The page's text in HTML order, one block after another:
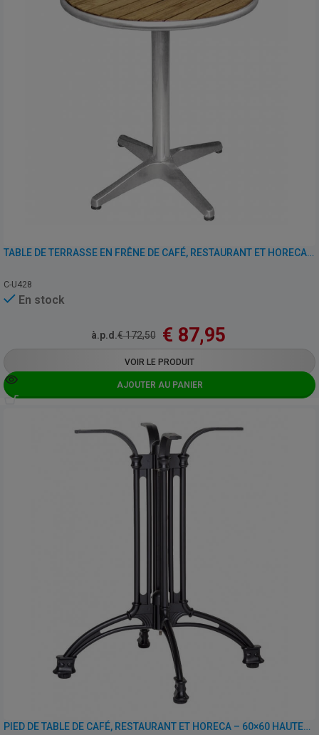
TABLE DE TERRASSE EN FRÊNE DE CAFÉ, RESTAURANT ET HORECA – U428 – 60 CM
C-U428
En stock
à.p.d.€172,50 € 87,95
VOIR LE PRODUIT
AJOUTER AU PANIER
PIED DE TABLE DE CAFÉ, RESTAURANT ET HORECA – 60×60 HAUTEUR 69 CM – FONTE D’ALUMINIUM